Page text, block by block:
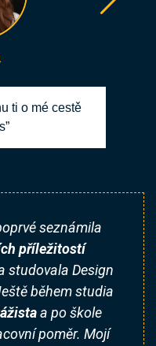
ti o mé cestě
seznámila
příležitostí
studovala Design
během studia
a po škole
poměr. Mojí